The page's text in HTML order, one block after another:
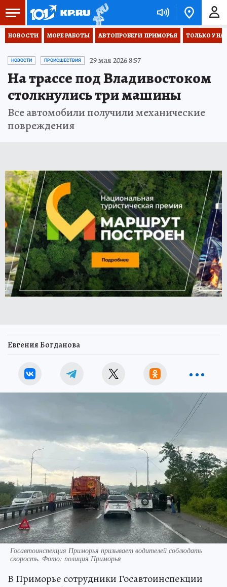
НОВОСТИ МОРЕ РАБОТЫ АВТОПРОБЕГИ  ПРИМОРЬЯ ТОЛЬКО У
НОВОСТИ ПРОИСШЕСТВИЯ 29 мая 2026 8:57
На трассе под Владивостоком
столкнулись три машины
Все автомобили получили механические
повреждения
Евгения Богданова
Госавтоинспекция Приморья призывает водителей соблюдать
скорость. Фото: полиция Приморья
В Приморье сотрудники Госавтоинспекции